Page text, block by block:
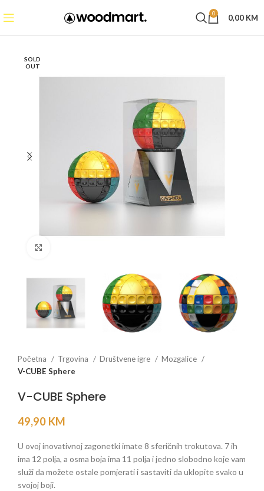
0 0,00 KM
SOLD
OUT
Početna Trgovina Društvene igre
Mozgalice
V-CUBE Sphere
V-CUBE Sphere
49,90 KM
U ovoj inovativnoj zagonetki imate 8 sferičnih trokutova. 7 ih
ima 12 polja, a osma boja ima 11 polja i jedno slobodno koje vam
služi da možete ostale pomjerati i sastaviti da uklopite svako u
svojoj boji.